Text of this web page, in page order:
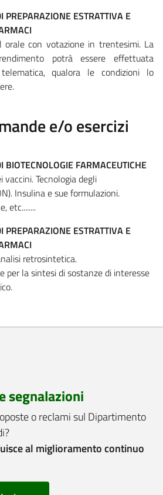
PREPARAZIONE ESTRATTIVA E
orale con votazione in trentesimi. La
potrà essere effettuata
qualora le condizioni lo
e/o esercizi
BIOTECNOLOGIE FARMACEUTICHE
vaccini. Tecnologia degli
Insulina e sue formulazioni.
etc........
PREPARAZIONE ESTRATTIVA E
retrosintetica.
per la sintesi di sostanze di interesse
segnalazioni
o reclami sul Dipartimento
al miglioramento continuo